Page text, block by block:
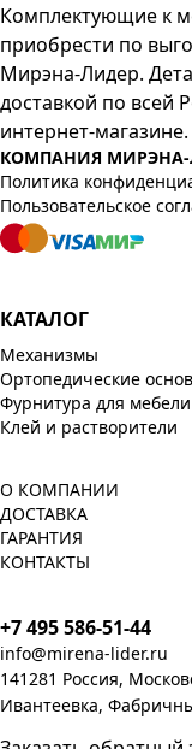
Комплектующие к
приобрести по
Мирэна-Лидер.
доставкой по всей
интернет-магазине.
КОМПАНИЯ МИРЭНА-
Политика
Пользовательское
КАТАЛОГ
Механизмы
Ортопедические
Фурнитура для мебели
Клей и растворители
О КОМПАНИИ
ДОСТАВКА
ГАРАНТИЯ
КОНТАКТЫ
+7 495 586-51-44
info@mirena-lider.ru
141281 Россия,
Ивантеевка,